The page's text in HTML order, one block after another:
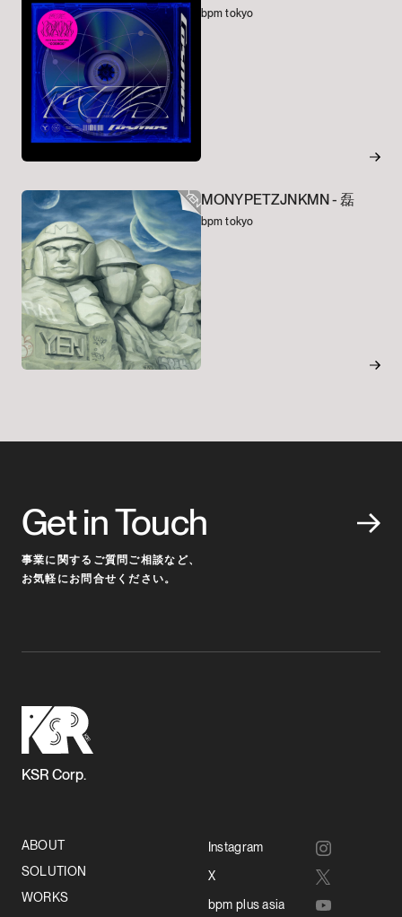
bpm tokyo
MONYPETZJNKMN -磊
bpm tokyo
Get in Touch
事業に関するご質問ご相談など、
お気軽にお問合せください。
KSR Corp.
ABOUT
SOLUTION
WORKS
Instagram
X
bpm plus asia